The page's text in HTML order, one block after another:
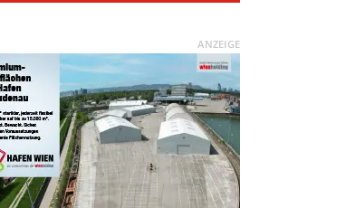
ANZEIGE